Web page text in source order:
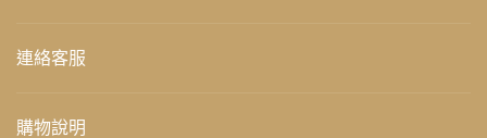
連絡客服
購物說明